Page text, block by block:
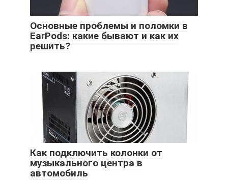
Основные проблемы и поломки в
EarPods: какие бывают и как их
решить?
Как подключить колонки от
музыкального центра в
автомобиль